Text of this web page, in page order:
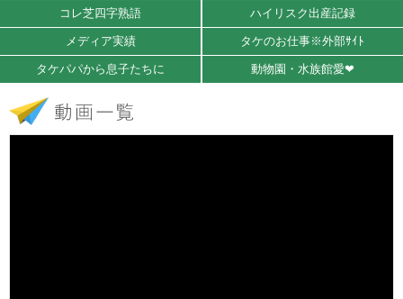
コレ芝四字熟語 ハイリスク出産記録
メディア実績 タケのお仕事※外部ｻｲﾄ
タケパパから息子たちに 動物園・水族館愛❤︎